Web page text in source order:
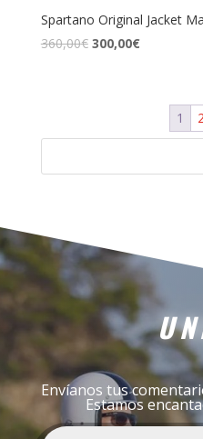
Spartano Original Jacket
360,00€ El
300,00€El
300,00€.1
Envíanos tus
Estamos